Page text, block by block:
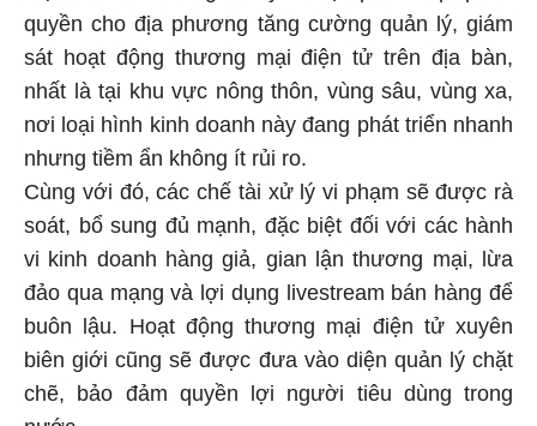
quyền cho địa phương tăng cường quản lý, giám
sát hoạt động thương mại điện tử trên địa bàn,
nhất là tại khu vực nông thôn, vùng sâu, vùng xa,
nơi loại hình kinh doanh này đang phát triển nhanh
nhưng tiềm ẩn không ít rủi ro.
Cùng với đó, các chế tài xử lý vi phạm sẽ được rà
soát, bổ sung đủ mạnh, đặc biệt đối với các hành
vi kinh doanh hàng giả, gian lận thương mại, lừa
đảo qua mạng và lợi dụng livestream bán hàng để
buôn lậu. Hoạt động thương mại điện tử xuyên
biên giới cũng sẽ được đưa vào diện quản lý chặt
chẽ, bảo đảm quyền lợi người tiêu dùng trong